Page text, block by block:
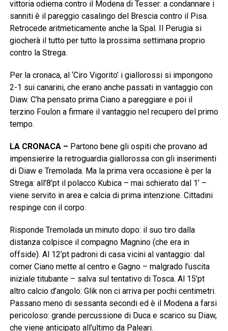
vittoria odierna contro il Modena di Tesser: a condannare i
sanniti è il pareggio casalingo del Brescia contro il Pisa.
Retrocede aritmeticamente anche la Spal. Il Perugia si
giocherà il tutto per tutto la prossima settimana proprio
contro la Strega.
Per la cronaca, al ‘Ciro Vigorito’ i giallorossi si impongono
2-1 sui canarini, che erano anche passati in vantaggio con
Diaw. C’ha pensato prima Ciano a pareggiare e poi il
terzino Foulon a firmare il vantaggio nel recupero del primo
tempo.
LA CRONACA – Partono bene gli ospiti che provano ad
impensierire la retroguardia giallorossa con gli inserimenti
di Diaw e Tremolada. Ma la prima vera occasione è per la
Strega: all’8’pt il polacco Kubica – mai schierato dal 1’ –
viene servito in area e calcia di prima intenzione. Cittadini
respinge con il corpo.
Risponde Tremolada un minuto dopo: il suo tiro dalla
distanza colpisce il compagno Magnino (che era in
offside). Al 12’pt padroni di casa vicini al vantaggio: dal
corner Ciano mette al centro e Gagno – malgrado l’uscita
iniziale titubante – salva sul tentativo di Tosca. Al 15’pt
altro calcio d’angolo: Glik non ci arriva per pochi centimetri.
Passano meno di sessanta secondi ed è il Modena a farsi
pericoloso: grande percussione di Duca e scarico su Diaw,
che viene anticipato all’ultimo da Paleari.